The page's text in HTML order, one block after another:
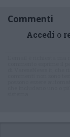
Commenti
Accedi o